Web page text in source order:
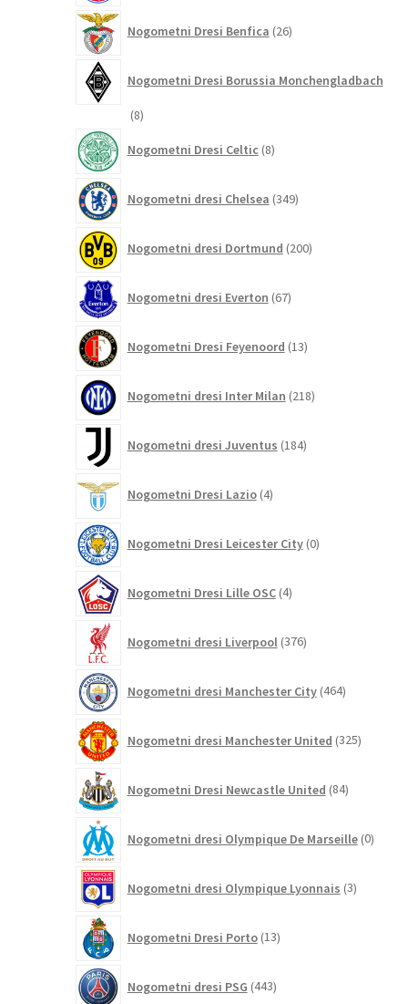
Nogometni Dresi Benfica 26izdelkov
Nogometni Dresi Borussia Monchengladbach
88
Nogometni Dresi Celtic 8izdelkov
Nogometni dresi Chelsea 349izdelkov
Nogometni dresi Dortmund 200izdelkov
Nogometni dresi Everton 67izdelkov
Nogometni Dresi Feyenoord 13izdelkov
Nogometni dresi Inter Milan 218izdelkov
Nogometni dresi Juventus 184izdelkov
Nogometni Dresi Lazio 4izdelki
Nogometni Dresi Leicester City 0izdelkov
Nogometni Dresi Lille OSC 4izdelki
Nogometni dresi Liverpool 376izdelkov
Nogometni dresi Manchester City 464izdelkov
Nogometni dresi Manchester United 325izdelkov
Nogometni Dresi Newcastle United 84izdelkov
Nogometni dresi Olympique De Marseille 0
Nogometni dresi Olympique Lyonnais 3izdelki
Nogometni Dresi Porto 13izdelkov
Nogometni dresi PSG 443izdelkov